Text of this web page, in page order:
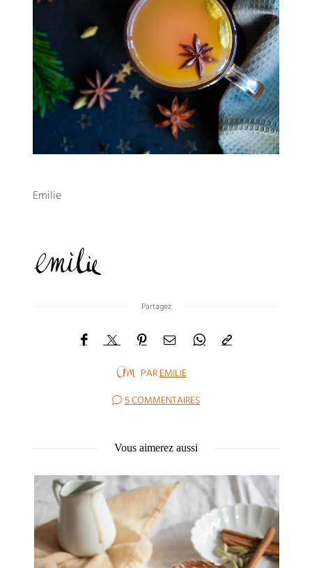
Emilie
Partagez
PAREMILIE
5 COMMENTAIRES
Vous aimerez aussi